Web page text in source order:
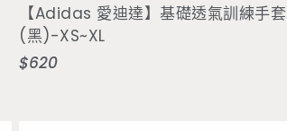
選擇選項
【Adidas 愛迪達】基礎透氣訓練手套
(黑)-XS~XL
定
$620